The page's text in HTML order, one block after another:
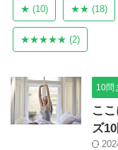
★ (10) ★★ (18)
★★★★★ (2)
10問
こ
ズ